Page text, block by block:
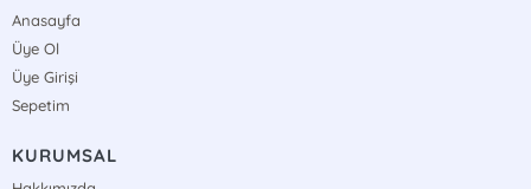
Anasayfa
Üye Ol
Üye Girişi
Sepetim
KURUMSAL